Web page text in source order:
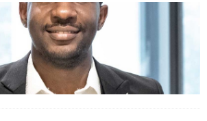
ANSID的拉萨克·奥拉奥塞比坎博
士指出，尼日利...
场跨越时空的艺术盛典于三亚湾
红树林度假世界国际会议中心精
彩上演，以“交流＋展览＋体验”三
位一体的模式，为全球观众呈现
一场从良渚文化绵延至明清时期